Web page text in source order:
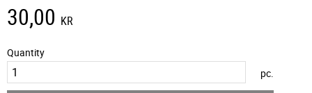
30,00 KR
Quantity
pc.